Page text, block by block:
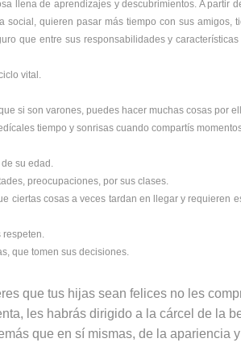
llena de aprendizajes y descubrimientos. A partir
social, quieren pasar más tiempo con sus amigos,
que entre sus responsabilidades y
vital.
si son varones, puedes hacer muchas cosas por
tiempo y sonrisas cuando compartís
su edad.
preocupaciones, por sus clases.
ciertas cosas a veces tardan en llegar y requieren
respeten.
que tomen sus decisiones.
que tus hijas sean felices no les
les habrás dirigido a la cárcel de la
que en sí mismas, de la apariencia